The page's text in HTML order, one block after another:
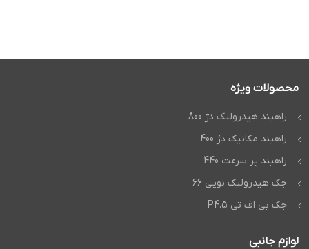
محصولات ویژه
راهبند هیدرولیک دژ 800
راهبند مکانیک دژ 400
راهبند پر سرعت 440
جک هیدرولیک نوپی 66
جک بی اف تی P4.5
لوازم جانبی